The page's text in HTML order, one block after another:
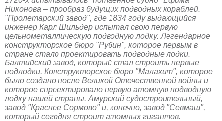
Никонова – прообраз будущих подводных кораблей.
"Пролетарский завод", где 1834 году выдающийся
инженер Карл Шильдер испытал свою первую
цельнометаллическую подводную лодку. Легендарное
конструкторское бюро "Рубин", которое первым в
стране стало проектировать подводные лодки.
Балтийский завод, который стал строить первые
подлодки. Конструкторское бюро "Малахит", которое
было создано после Великой Отечественной войны и
которое спроектировало первую атомную подводную
лодку нашей страны. Амурский судостроительный,
завод "Красное Сормово" и, конечно, завод "Севмаш",
который сегодня строит атомных гигантов.